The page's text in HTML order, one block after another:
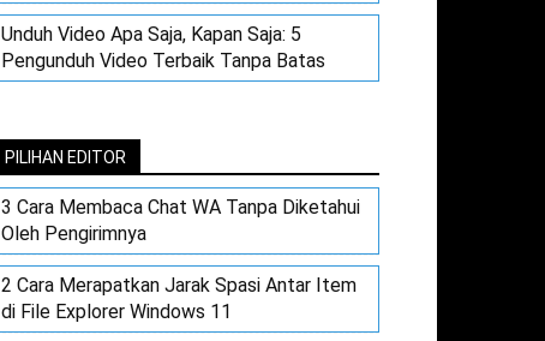
Unduh Video Apa Saja, Kapan Saja: 5
Pengunduh Video Terbaik Tanpa Batas
PILIHAN EDITOR
3 Cara Membaca Chat WA Tanpa Diketahui
Oleh Pengirimnya
2 Cara Merapatkan Jarak Spasi Antar Item
di File Explorer Windows 11